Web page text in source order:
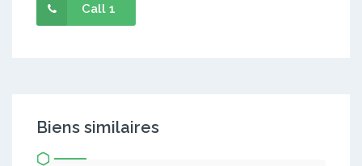
Call 1
Biens similaires